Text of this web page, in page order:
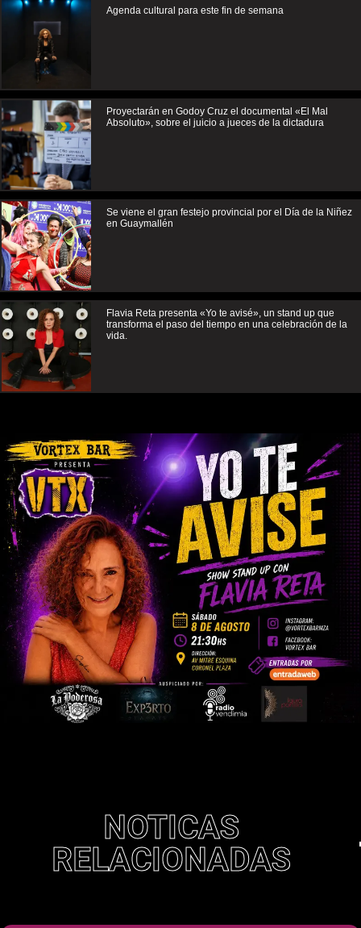
Agenda cultural para este fin de semana
Proyectarán en Godoy Cruz el documental «El Mal
Absoluto», sobre el juicio a jueces de la dictadura
Se viene el gran festejo provincial por el Día de la Niñez
en Guaymallén
Flavia Reta presenta «Yo te avisé», un stand up que
transforma el paso del tiempo en una celebración de la
vida.
NOTICAS
RELACIONADAS